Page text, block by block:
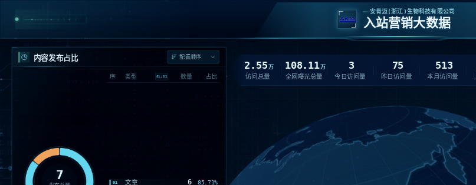
安肯迈(浙江)生物科技有限公司
入站营销大数据
内容发布占比
7
序 类型 01 /01 数量 占比
01 文章 6 85.71%
2.55万
访问总量
108.11万
全网曝光总量
3
今日访问量
75
昨日访问量
513
本月访问量